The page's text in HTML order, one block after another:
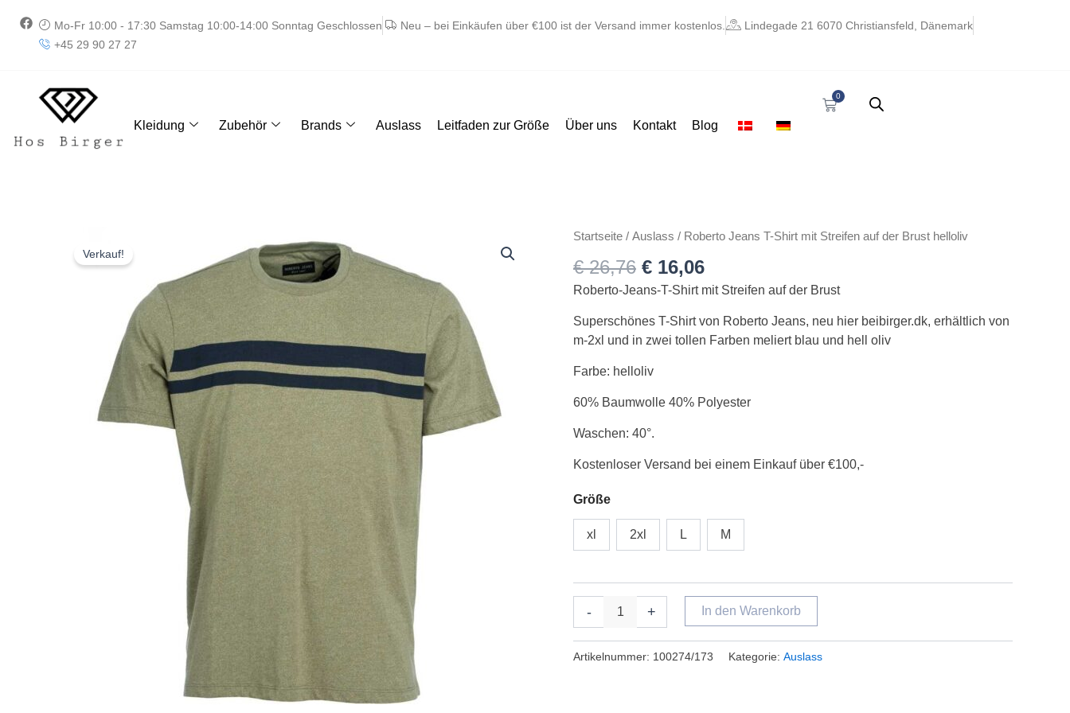
Inhalt
springen
F
a
Mo-Fr 10:00 - 17:30 Samstag 10:00-14:00 Sonntag Geschlossen Neu – bei Einkäufen über €100 ist der Versand immer kostenlos.
Lindegade 21 6070 Christiansfeld, Dänemark
+45 29 90 27 27
Kleidung Zubehör Brands Auslass Leitfaden zur Größe Über uns Kontakt Blog
0
Warenkorb
Verkauf!
Startseite / Auslass / Roberto Jeans T-Shirt mit Streifen auf der Brust helloliv
€26,76
Ursprünglicher
war:
€ 26,76
€ 16,06
Aktueller
ist:
€ 16,06.
Roberto-Jeans-T-Shirt mit Streifen auf der Brust
Superschönes T-Shirt von Roberto Jeans, neu hier beibirger.dk, erhältlich von
m-2xl und in zwei tollen Farben meliert blau und hell oliv
Farbe: helloliv
60% Baumwolle 40% Polyester
Waschen: 40°.
Kostenloser Versand bei einem Einkauf über €100,-
Größe
xl 2xl L M
-
Roberto
t-
shirt
stribe
bryst
oliven
Menge
+ In den Warenkorb
Artikelnummer: 100274/173 Kategorie: Auslass